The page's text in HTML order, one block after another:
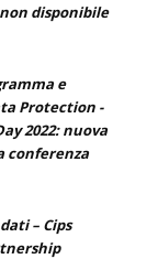
disponibile
e
Protection -
2022: nuova
conferenza
– Cips